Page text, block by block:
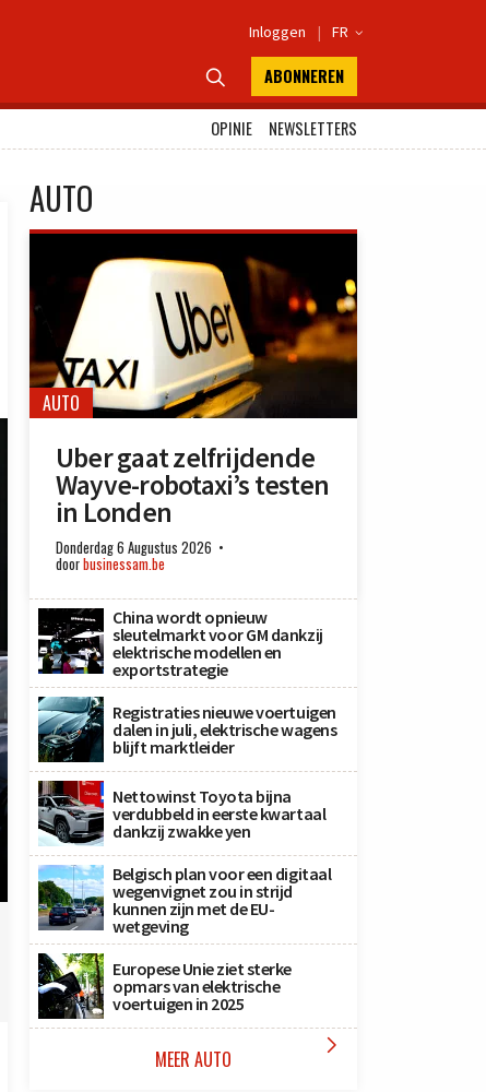
Inloggen | FR 
 ABONNEREN
OPINIE
NEWSLETTERS
AUTO
AUTO
Uber gaat zelfrijdende
Wayve-robotaxi’s testen
in Londen
Donderdag 6 Augustus 2026
doorbusinessam.be
China wordt opnieuw
sleutelmarkt voor GM dankzij
elektrische modellen en
exportstrategie
Registraties nieuwe voertuigen
dalen in juli, elektrische wagens
blijft marktleider
Nettowinst Toyota bijna
verdubbeld in eerste kwartaal
dankzij zwakke yen
Belgisch plan voor een digitaal
wegenvignet zou in strijd
kunnen zijn met de EU-
wetgeving
Europese Unie ziet sterke
opmars van elektrische
voertuigen in 2025
MEER AUTO 